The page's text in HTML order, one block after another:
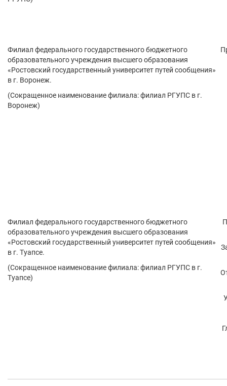
Филиал федерального государственного бюджетного
образовательного учреждения высшего образования
«Ростовский государственный университет путей сообщения»
в г. Воронеж.
(Сокращенное наименование филиала: филиал РГУПС в г.
Воронеж)
Филиал федерального государственного бюджетного
образовательного учреждения высшего образования
«Ростовский государственный университет путей сообщения»
в г. Туапсе.
(Сокращенное наименование филиала: филиал РГУПС в г.
Туапсе)